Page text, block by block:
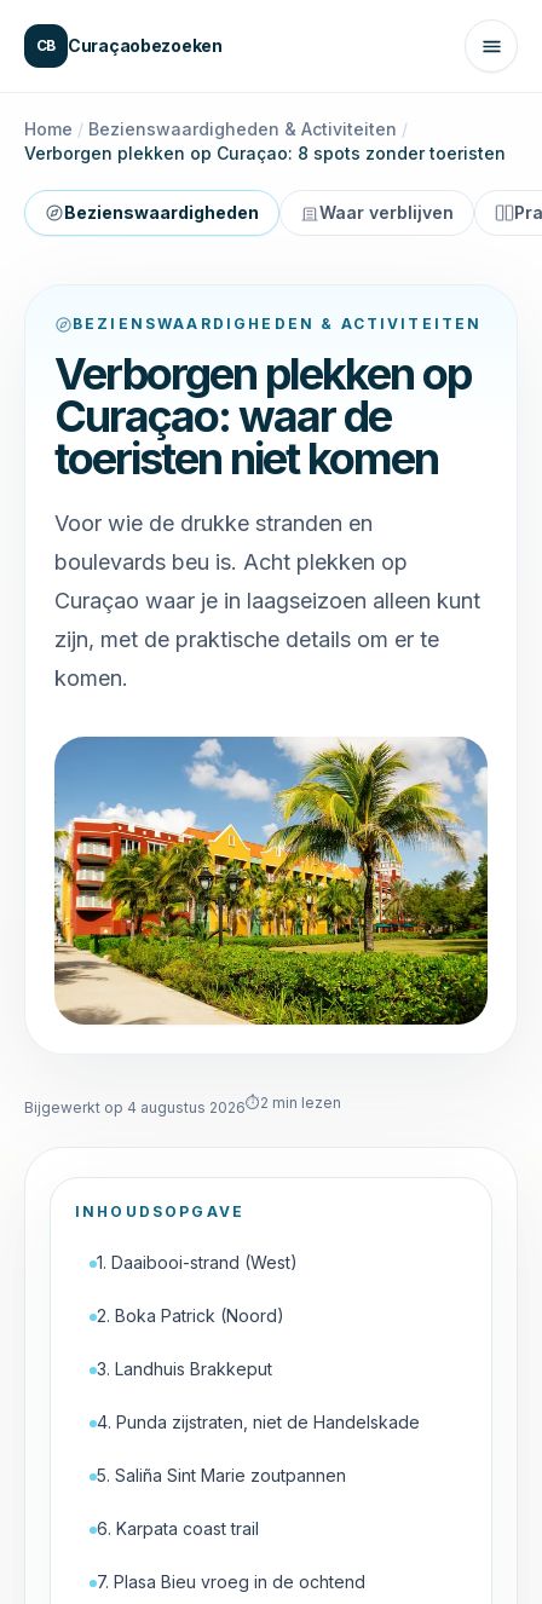
CB Curaçaobezoeken
Home / Bezienswaardigheden & Activiteiten /
Verborgen plekken op Curaçao: 8 spots zonder toeristen
Bezienswaardigheden Waar verblijven
BEZIENSWAARDIGHEDEN & ACTIVITEITEN
Verborgen plekken op
Curaçao: waar de
toeristen niet komen
Voor wie de drukke stranden en
boulevards beu is. Acht plekken op
Curaçao waar je in laagseizoen alleen kunt
zijn, met de praktische details om er te
komen.
Bijgewerkt op 4 augustus 2026⏱2 min lezen
INHOUDSOPGAVE
1. Daaibooi-strand (West)
2. Boka Patrick (Noord)
3. Landhuis Brakkeput
4. Punda zijstraten, niet de Handelskade
5. Saliña Sint Marie zoutpannen
6. Karpata coast trail
7. Plasa Bieu vroeg in de ochtend